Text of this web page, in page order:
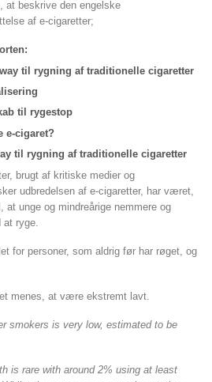
at beskrive den engelske
af e-cigaretter;
til rygning af traditionelle cigaretter
til rygestop
e-cigaret?
til rygning af traditionelle cigaretter
brugt af kritiske medier og
udbredelsen af e-cigaretter, har været,
at unge og mindreårige nemmere og
ryge.
for personer, som aldrig før har røget, og
menes, at være ekstremt lavt.
smokers is very low, estimated to be
is rare with around 2% using at least